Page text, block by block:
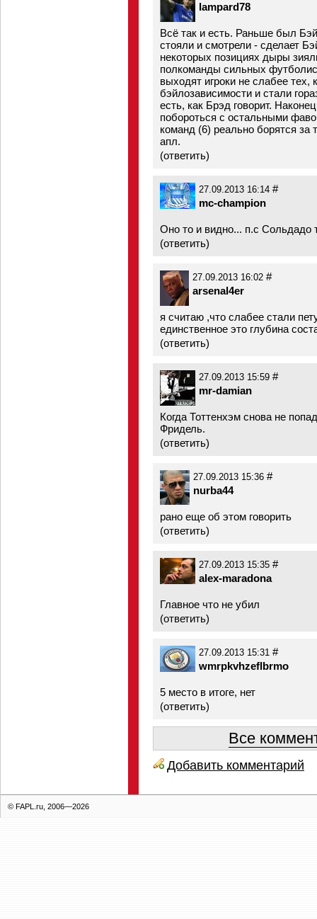
lampard78
Всё так и есть. Раньше был
стояли и смотрели - сделает
некоторых позициях дыры
полкоманды сильных
выходят игроки не слабее тех,
бэйлозависимости и стали
есть, как Брэд говорит.
побороться с остальными
команд (6) реально борятся за
апл.
(ответить)
27.09.2013 16:14 #
mc-champion
Оно то и видно... п.с Сольдадо
(ответить)
27.09.2013 16:02 #
arsenal4er
я считаю ,что слабее стали
единственное это глубина
(ответить)
27.09.2013 15:59 #
mr-damian
Когда Тоттенхэм снова не
Фридель.
(ответить)
27.09.2013 15:36 #
nurba44
рано еще об этом говорить
(ответить)
27.09.2013 15:35 #
alex-maradona
Главное что не убил
(ответить)
27.09.2013 15:31 #
wmrpkvhzeflbrmo
5 место в итоге, нет
(ответить)
Все
Добавить комментарий
© FAPL.ru, 2006—2026